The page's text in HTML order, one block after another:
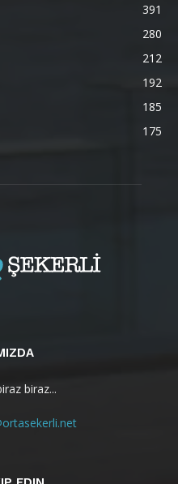
391
280
212
192
185
175
biraz...